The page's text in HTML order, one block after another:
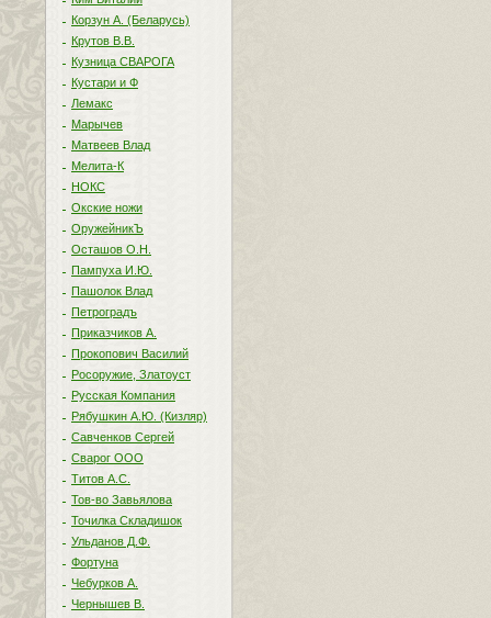
Корзун А. (Беларусь)
Крутов В.В.
Кузница СВАРОГА
Кустари и Ф
Лемакс
Марычев
Матвеев Влад
Мелита-К
НОКС
Окские ножи
ОружейникЪ
Осташов О.Н.
Пампуха И.Ю.
Пашолок Влад
Петроградъ
Приказчиков А.
Прокопович Василий
Росоружие, Златоуст
Русская Компания
Рябушкин А.Ю. (Кизляр)
Савченков Сергей
Сварог ООО
Титов А.С.
Тов-во Завьялова
Точилка Складишок
Ульданов Д.Ф.
Фортуна
Чебурков А.
Чернышев В.